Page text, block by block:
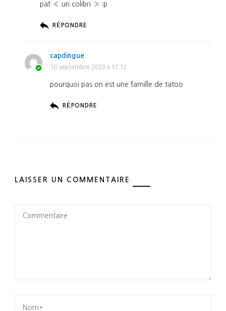
pat « un colibri » :p
RÉPONDRE
capdingue
18 septembre 2023 à 17:12
pourquoi pas on est une famille de tatoo
RÉPONDRE
LAISSER UN COMMENTAIRE